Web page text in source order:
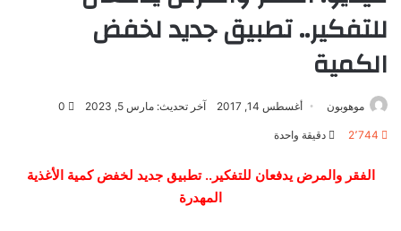
للتفكير.. تطبيق جديد لخفض
الكمية
موهوبون أغسطس 14, 2017 آخر تحديث: مارس 5, 2023 0
2٬744 دقيقة واحدة
الفقر والمرض يدفعان للتفكير.. تطبيق جديد لخفض كمية الأغذية
المهدرة